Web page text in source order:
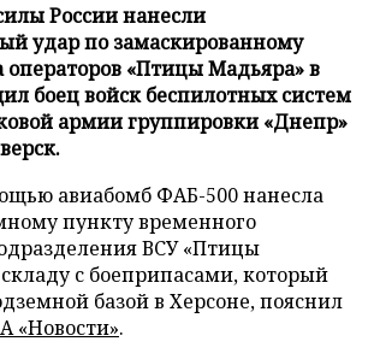
России нанесли
удар по замаскированному
операторов «Птицы Мадьяра» в
боец войск беспилотных систем
армии группировки «Днепр»
авиабомб ФАБ-500 нанесла
пункту временного
ВСУ «Птицы
с боеприпасами, который
базой в Херсоне, пояснил
«Новости».